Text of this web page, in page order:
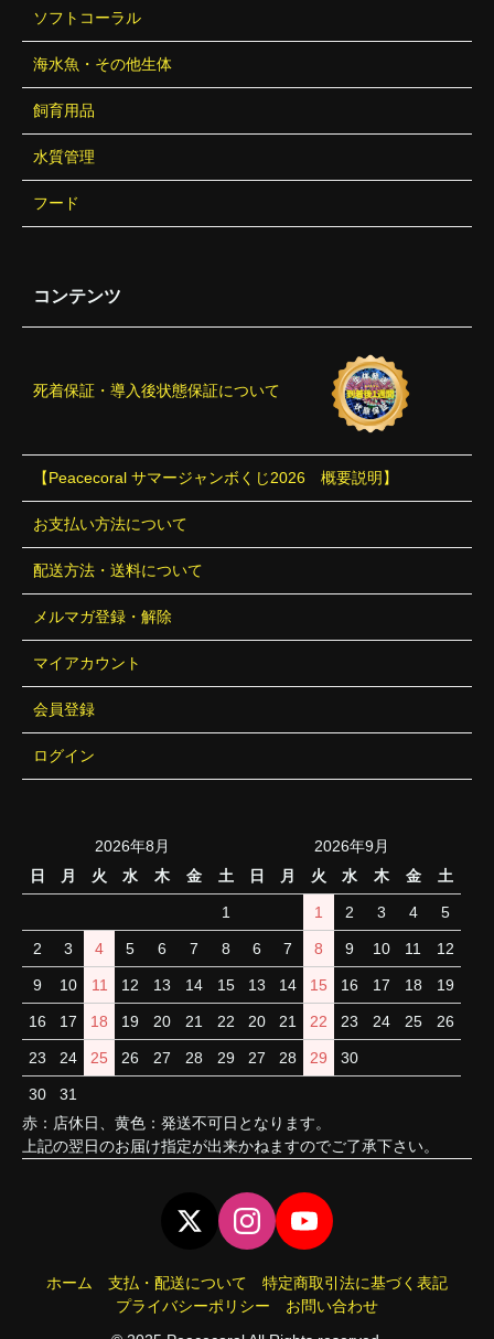
ソフトコーラル
海水魚・その他生体
飼育用品
水質管理
フード
コンテンツ
死着保証・導入後状態保証について
【Peacecoral サマージャンボくじ2026 概要説明】
お支払い方法について
配送方法・送料について
メルマガ登録・解除
マイアカウント
会員登録
ログイン
2026年8月
日
月 火 水 木 金 土
1
2 3 4 5 6 7 8
9 10 11 12 13 14 15
16 17 18 19 20 21 22
23 24 25 26 27 28 29
30 31
2026年9月
日
月 火 水 木 金 土
1 2 3 4 5
6 7 8 9 10 11 12
13 14 15 16 17 18 19
20 21 22 23 24 25 26
27 28 29 30
赤：店休日、黄色：発送不可日となります。
上記の翌日のお届け指定が出来かねますのでご了承下さい。
ホーム 支払・配送について
特定商取引法に基づく表記
プライバシーポリシー
お問い合わせ